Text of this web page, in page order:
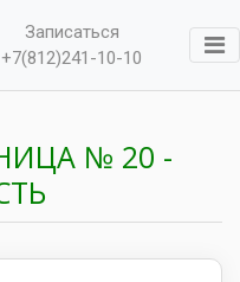
Записаться
+7(812)241-10-10
№ 20 -